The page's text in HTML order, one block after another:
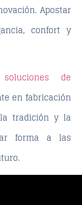
Apostar
confort y
de
en fabricación
tradición y la
forma a las